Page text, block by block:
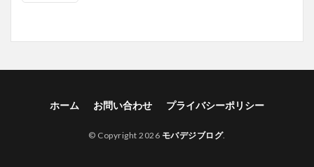
ホーム お問い合わせ プライバシーポリシー
© Copyright 2026 モバデジブログ.